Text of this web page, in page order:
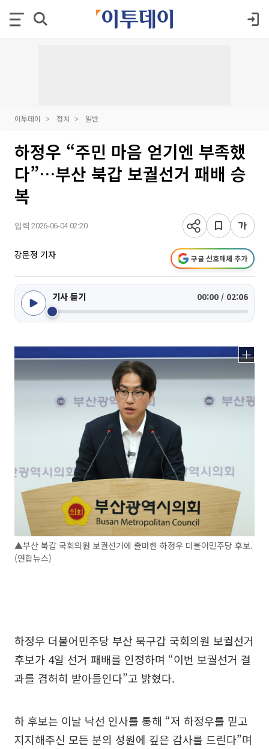
이투데이 정치 일반
하정우 “주민 마음 얻기엔 부족했
다”…부산 북갑 보궐선거 패배 승
복
입력 2026-06-04 02:20
강문정 기자 구글 선호매체 추가
기사 듣기 00:00 / 02:06
▲부산 북갑 국회의원 보궐선거에 출마한 하정우 더불어민주당 후보.
(연합뉴스)
하정우 더불어민주당 부산 북구갑 국회의원 보궐선거
후보가 4일 선거 패배를 인정하며 “이번 보궐선거 결
과를 겸허히 받아들인다”고 밝혔다.
하 후보는 이날 낙선 인사를 통해 “저 하정우를 믿고
지지해주신 모든 분의 성원에 깊은 감사를 드린다”며